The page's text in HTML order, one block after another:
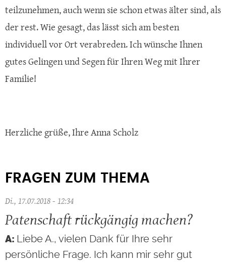
teilzunehmen, auch wenn sie schon etwas älter sind, als
der rest. Wie gesagt, das lässt sich am besten
individuell vor Ort verabreden. Ich wünsche Ihnen
gutes Gelingen und Segen für Ihren Weg mit Ihrer
Familie!
Herzliche grüße, Ihre Anna Scholz
FRAGEN ZUM THEMA
Di., 17.07.2018 - 12:34
Patenschaft rückgängig machen?
Liebe A., vielen Dank für Ihre sehr
persönliche Frage. Ich kann mir sehr gut